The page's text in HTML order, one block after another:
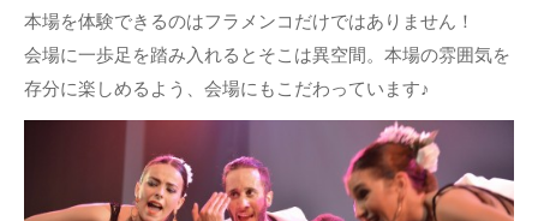
本場を体験できるのはフラメンコだけではありません！
会場に一歩足を踏み入れるとそこは異空間。本場の雰囲気を
存分に楽しめるよう、会場にもこだわっています♪